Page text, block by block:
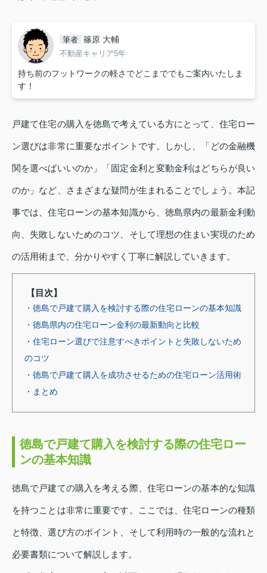
筆者 篠原 大輔
不動産キャリア5年
持ち前のフットワークの軽さでどこまででもご案内いたしま
す！
戸建て住宅の購入を徳島で考えている方にとって、住宅ロー
ン選びは非常に重要なポイントです。しかし、「どの金融機
関を選べばいいのか」「固定金利と変動金利はどちらが良い
のか」など、さまざまな疑問が生まれることでしょう。本記
事では、住宅ローンの基本知識から、徳島県内の最新金利動
向、失敗しないためのコツ、そして理想の住まい実現のため
の活用術まで、分かりやすく丁寧に解説していきます。
【目次】
・徳島で戸建て購入を検討する際の住宅ローンの基本知識
・徳島県内の住宅ローン金利の最新動向と比較
・住宅ローン選びで注意すべきポイントと失敗しないため
のコツ
・徳島で戸建て購入を成功させるための住宅ローン活用術
・まとめ
徳島で戸建て購入を検討する際の住宅ロー
ンの基本知識
徳島で戸建ての購入を考える際、住宅ローンの基本的な知識
を持つことは非常に重要です。ここでは、住宅ローンの種類
と特徴、選び方のポイント、そして利用時の一般的な流れと
必要書類について解説します。